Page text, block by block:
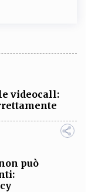
videocall:
può